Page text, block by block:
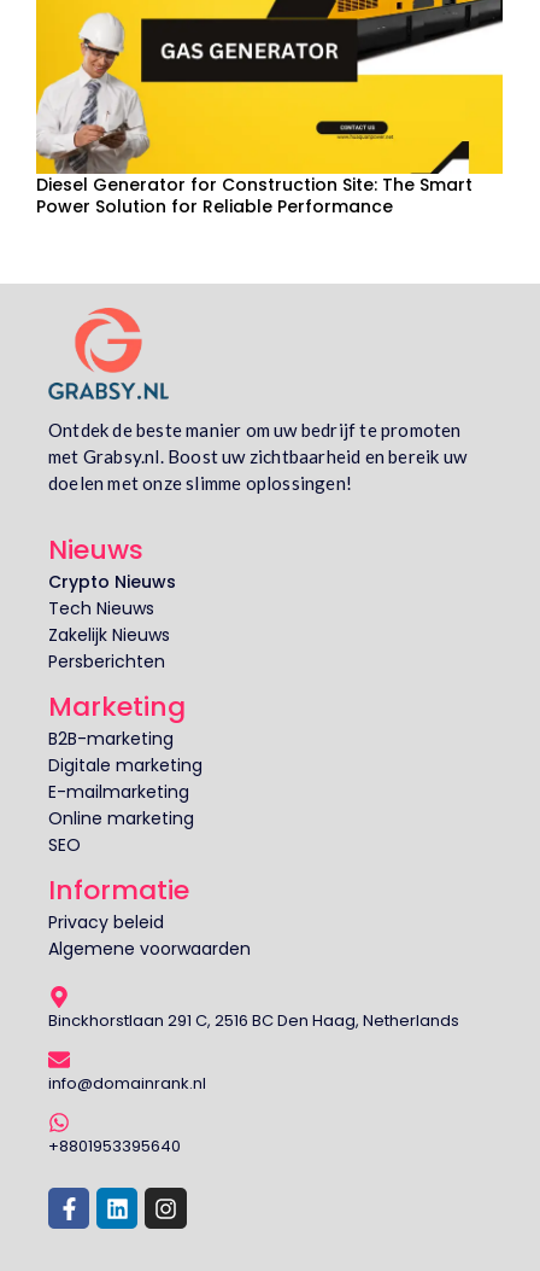
Diesel Generator for Construction Site: The Smart
Power Solution for Reliable Performance
Ontdek de beste manier om uw bedrijf te promoten
met Grabsy.nl. Boost uw zichtbaarheid en bereik uw
doelen met onze slimme oplossingen!
Nieuws
Crypto Nieuws
Tech Nieuws
Zakelijk Nieuws
Persberichten
Marketing
B2B-marketing
Digitale marketing
E-mailmarketing
Online marketing
SEO
Informatie
Privacy beleid
Algemene voorwaarden
Binckhorstlaan 291 C, 2516 BC Den Haag, Netherlands
info@domainrank.nl
+8801953395640